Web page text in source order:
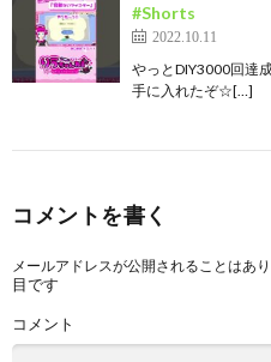
#Shorts
2022.10.11
やっとDIY3000回達
手に入れたぞ☆[…]
コメントを書く
メールアドレスが公開されることはあり
目です
コメント